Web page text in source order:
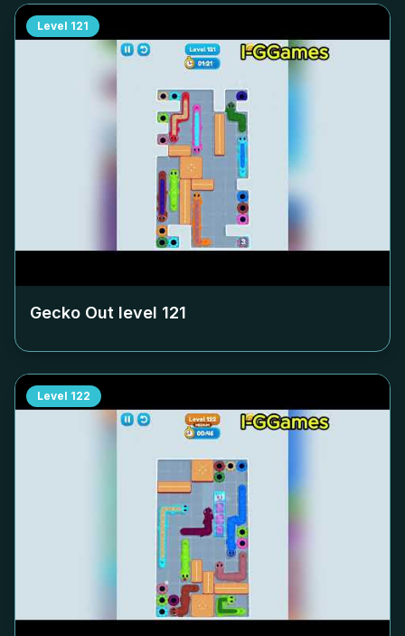
Level 121
Gecko Out level 121
Level 122